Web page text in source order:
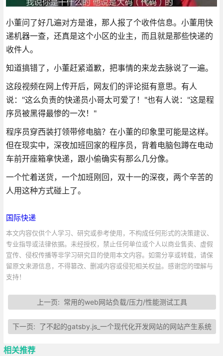
小董问了好几遍对方是谁，那人报了个收件信息。小董用快
递机器一查，还真是这个小区的业主，而且就是那些快递的
收件人。
知道搞错了，小董赶紧道歉，把事情的来龙去脉说了一遍。
这段视频在网上传开后，网友们的评论挺有意思。有人
说："这么负责的快递员小哥太可爱了！"也有人说："这是程
序员被黑得最惨的一次！"
程序员穿西装打领带修电脑？在小董的印象里可能是这样。
但在现实中，深夜加班回家的程序员，背着电脑包蹲在电动
车前开座箱拿快递，跟小偷确实有那么几分像。
一个忙着送货，一个加班刚回，双十一的深夜，两个辛苦的
人用这种方式碰上了。
国际快递
本文内容仅供个人学习、研究或参考使用，不构成任何形式的决策建议、
专业指导或法律依据。未经授权，禁止任何单位或个人以商业售卖、虚假
宣传、侵权传播等非学习研究目的使用本文内容。如需分享或转载，请保
留原文来源信息，不得篡改、删减内容或侵犯相关权益。感谢您的理解与
支持！
上一页: 常用的web网站负载/压力/性能测试工具
下一页: 了不起的gatsby.js_一个现代化开发网站的网站产生系统
相关推荐